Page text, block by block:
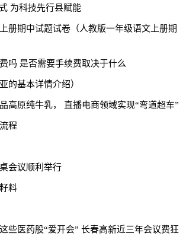
为科技先行县赋能
册期中试题试卷（人教版一年级语文上册期
吗 是否需要手续费取决于什么
的基本详情介绍）
高原纯牛乳， 直播电商领域实现“弯道超车”
程
会议顺利举行
料
开会” 长春高新近三年会议费狂